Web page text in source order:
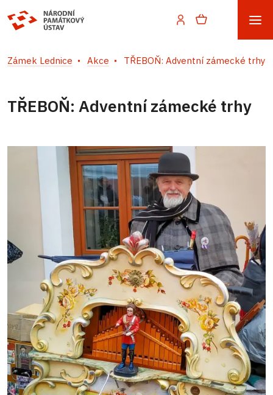
Zámek Lednice Akce TŘEBOŇ: Adventní zámecké trhy
TŘEBOŇ: Adventní zámecké trhy